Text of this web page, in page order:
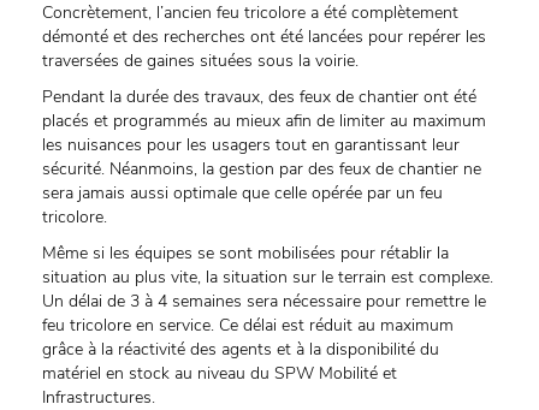
Concrètement, l’ancien feu tricolore a été complètement
démonté et des recherches ont été lancées pour repérer les
traversées de gaines situées sous la voirie.
Pendant la durée des travaux, des feux de chantier ont été
placés et programmés au mieux afin de limiter au maximum
les nuisances pour les usagers tout en garantissant leur
sécurité. Néanmoins, la gestion par des feux de chantier ne
sera jamais aussi optimale que celle opérée par un feu
tricolore.
Même si les équipes se sont mobilisées pour rétablir la
situation au plus vite, la situation sur le terrain est complexe.
Un délai de 3 à 4 semaines sera nécessaire pour remettre le
feu tricolore en service. Ce délai est réduit au maximum
grâce à la réactivité des agents et à la disponibilité du
matériel en stock au niveau du SPW Mobilité et
Infrastructures.